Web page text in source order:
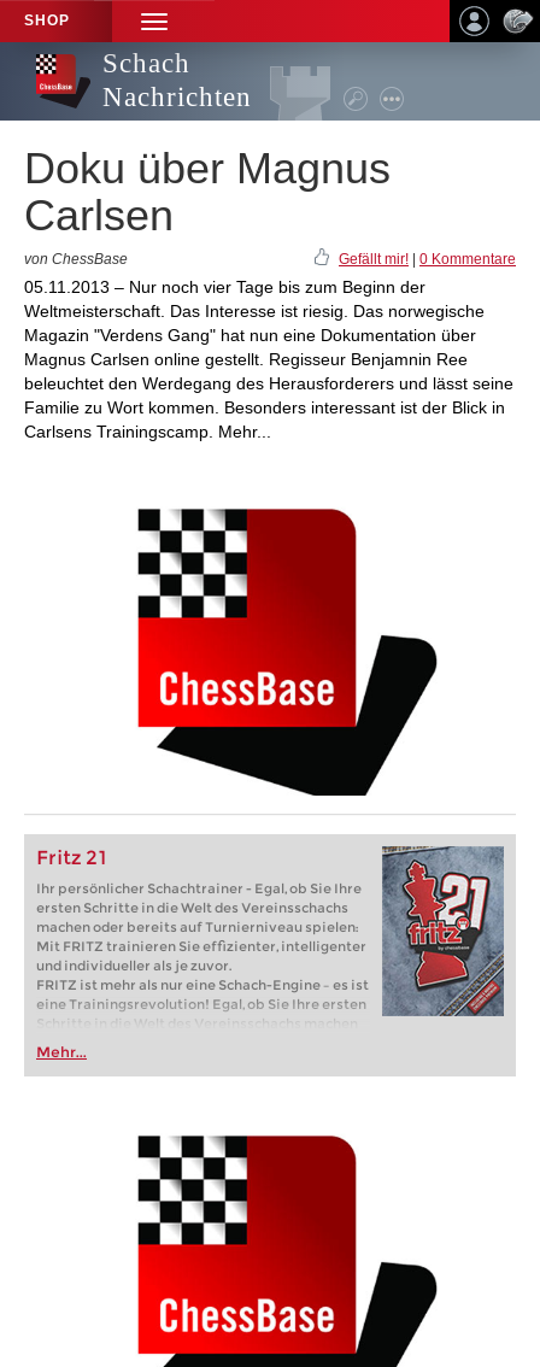
SHOP
TOGGLE
NAVIGATION
Schach
Nachrichten
Doku über Magnus
Carlsen
von ChessBase Gefällt mir! 0 Kommentare
05.11.2013 – Nur noch vier Tage bis zum Beginn der
Weltmeisterschaft. Das Interesse ist riesig. Das norwegische
Magazin "Verdens Gang" hat nun eine Dokumentation über
Magnus Carlsen online gestellt. Regisseur Benjamnin Ree
beleuchtet den Werdegang des Herausforderers und lässt seine
Familie zu Wort kommen. Besonders interessant ist der Blick in
Carlsens Trainingscamp. Mehr...
Fritz 21
Ihr persönlicher Schachtrainer - Egal, ob Sie Ihre
ersten Schritte in die Welt des Vereinsschachs
machen oder bereits auf Turnierniveau spielen:
Mit FRITZ trainieren Sie effizienter, intelligenter
und individueller als je zuvor.
FRITZ ist mehr als nur eine Schach-Engine – es ist
eine Trainingsrevolution! Egal, ob Sie Ihre ersten
Schritte in die Welt des Vereinsschachs machen
oder bereits auf Turnierniveau spielen: Mit
FRITZ trainieren Sie effizienter, intelligenter und
individueller als je zuvor.
Mehr...